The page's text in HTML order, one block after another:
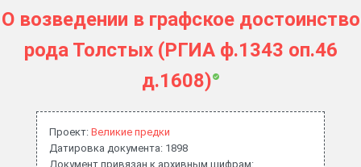
О возведении в графское достоинство
рода Толстых (РГИА ф.1343 оп.46
д.1608)
Проект: Великие предки
Датировка документа: 1898
Документ привязан к архивным шифрам: